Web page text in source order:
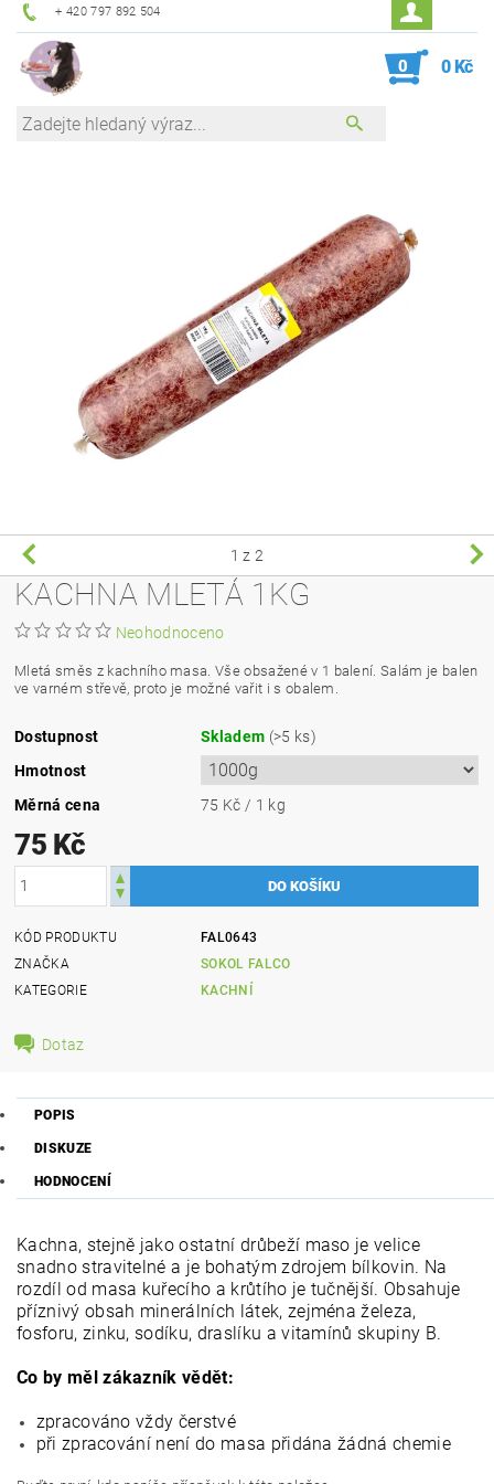
+ 420 797 892 504
0 0 Kč
1 z 2
KACHNA MLETÁ 1KG
Neohodnoceno
Mletá směs z kachního masa. Vše obsažené v 1 balení. Salám je balen
ve varném střevě, proto je možné vařit i s obalem.
Dostupnost Skladem (>5 ks)
Hmotnost
Měrná cena
75 Kč / 1 kg
75 Kč
KÓD PRODUKTU
FAL0643
ZNAČKA
SOKOL FALCO
KATEGORIE
KACHNÍ
Dotaz
POPIS
DISKUZE
HODNOCENÍ
Kachna, stejně jako ostatní drůbeží maso je velice
snadno stravitelné a je bohatým zdrojem bílkovin. Na
rozdíl od masa kuřecího a krůtího je tučnější. Obsahuje
příznivý obsah minerálních látek, zejména železa,
fosforu, zinku, sodíku, draslíku a vitamínů skupiny B.
Co by měl zákazník vědět:
zpracováno vždy čerstvé
při zpracování není do masa přidána žádná chemie